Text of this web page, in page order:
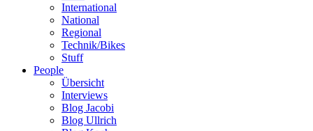
International
National
Regional
Technik/Bikes
Stuff
People
Übersicht
Interviews
Blog Jacobi
Blog Ullrich